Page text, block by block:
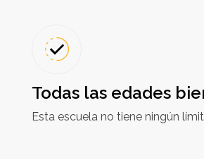
Todas las edades
Esta escuela no tiene ningún